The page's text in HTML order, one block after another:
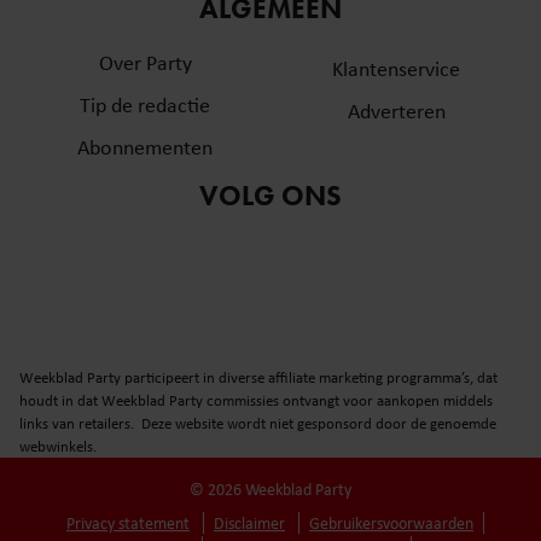
partners kunnen deze gegevens combineren met andere
verzameld op basis van uw gebruik van hun services. U
gaat akkoord met onze cookies als u onze website blijft
ALGEMEEN
Over Party
Tip de redactie
Abonnementen
Klantenservice
Adverteren
VOLG ONS
Weekblad Party participeert in diverse affiliate marketing programma’s, dat
houdt in dat Weekblad Party commissies ontvangt voor aankopen middels
links van retailers. Deze website wordt niet gesponsord door de genoemde
webwinkels.
© 2026 Weekblad Party
Privacy statement
Disclaimer
Gebruikersvoorwaarden